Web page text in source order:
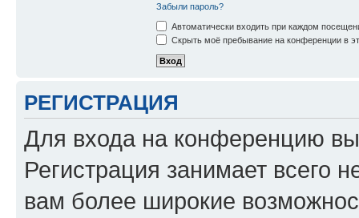
Забыли пароль?
Автоматически входить при каждом
Скрыть моё пребывание на конференции в
РЕГИСТРАЦИЯ
Для входа на конференцию
Регистрация занимает всего
вам более широкие